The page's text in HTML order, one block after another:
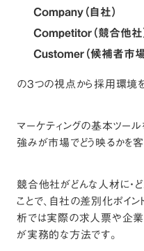
Company（自社）
Competitor（競合他社
Customer（候補者市場
の3つの視点から採用環境
マーケティングの基本ツー
強みが市場でどう映るかを
競合他社がどんな人材に・
ことで、自社の差別化ポイン
析では実際の求人票や企業
が実務的な方法です。